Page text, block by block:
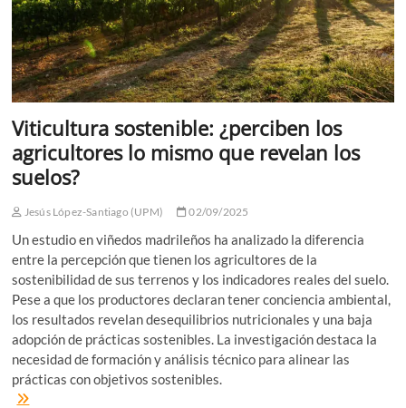
Viticultura sostenible: ¿perciben los
agricultores lo mismo que revelan los
suelos?
Jesús López-Santiago (UPM) 02/09/2025
Un estudio en viñedos madrileños ha analizado la diferencia
entre la percepción que tienen los agricultores de la
sostenibilidad de sus terrenos y los indicadores reales del suelo.
Pese a que los productores declaran tener conciencia ambiental,
los resultados revelan desequilibrios nutricionales y una baja
adopción de prácticas sostenibles. La investigación destaca la
necesidad de formación y análisis técnico para alinear las
prácticas con objetivos sostenibles.
Viticultura